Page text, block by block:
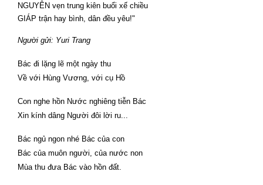
NGUYÊN vẹn trung kiên buổi xế chiều
GIÁP trận hay bình, dân đều yêu!"
Người gửi: Yuri Trang
Bác đi lặng lẽ một ngày thu
Về với Hùng Vương, với cụ Hồ
Con nghe hồn Nước nghiêng tiễn Bác
Xin kính dâng Người đôi lời ru...
Bác ngủ ngon nhé Bác của con
Bác của muôn người, của nước non
Mùa thu đưa Bác vào hồn đất.